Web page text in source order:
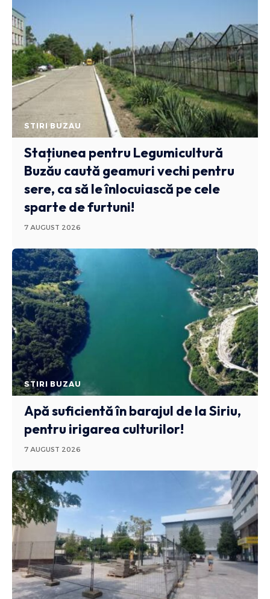
STIRI BUZAU
Stațiunea pentru Legumicultură
Buzău caută geamuri vechi pentru
sere, ca să le înlocuiască pe cele
sparte de furtuni!
7 AUGUST 2026
STIRI BUZAU
Apă suficientă în barajul de la Siriu,
pentru irigarea culturilor!
7 AUGUST 2026